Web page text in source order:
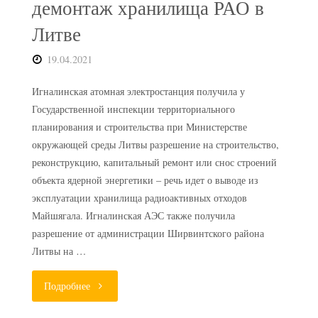
демонтаж хранилища РАО в
Литве
19.04.2021
Игналинская атомная электростанция получила у
Государственной инспекции территориального
планирования и строительства при Министерстве
окружающей среды Литвы разрешение на строительство,
реконструкцию, капитальный ремонт или снос строений
объекта ядерной энергетики – речь идет о выводе из
эксплуатации хранилища радиоактивных отходов
Майшягала. Игналинская АЭС также получила
разрешение от администрации Ширвинтского района
Литвы на …
Подробнее"Получено